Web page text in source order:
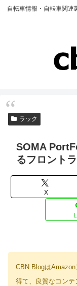
自転車情報・自転車関連
ラック
SOMA
るフロント
X
CBN Blogは
得て、良質なコン